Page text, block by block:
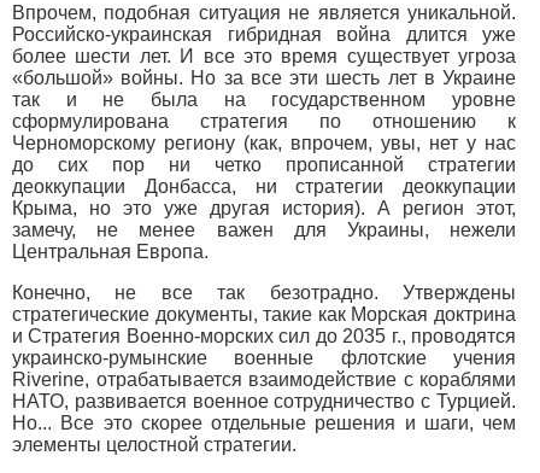
Впрочем, подобная ситуация не является уникальной.
Российско-украинская гибридная война длится уже
более шести лет. И все это время существует угроза
«большой» войны. Но за все эти шесть лет в Украине
так и не была на государственном уровне
сформулирована стратегия по отношению к
Черноморскому региону (как, впрочем, увы, нет у нас
до сих пор ни четко прописанной стратегии
деоккупации Донбасса, ни стратегии деоккупации
Крыма, но это уже другая история). А регион этот,
замечу, не менее важен для Украины, нежели
Центральная Европа.
Конечно, не все так безотрадно. Утверждены
стратегические документы, такие как Морская доктрина
и Стратегия Военно-морских сил до 2035 г., проводятся
украинско-румынские военные флотские учения
Riverine, отрабатывается взаимодействие с кораблями
НАТО, развивается военное сотрудничество с Турцией.
Но... Все это скорее отдельные решения и шаги, чем
элементы целостной стратегии.